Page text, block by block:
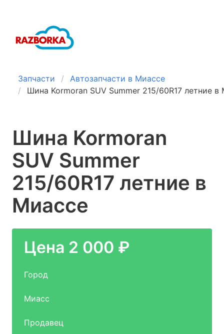
Запчасти
Автозапчасти в Миассе
Шина Kormoran SUV Summer 215/60R17 летние в
Шина Kormoran
SUV Summer
215/60R17 летние в
Миассе
Цена 2 000 ₽
Город
Миасс
Продавец